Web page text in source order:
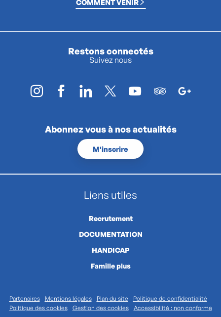
COMMENT VENIR
Restons connectés
Suivez nous
Abonnez vous à nos actualités
M'inscrire
Liens utiles
Recrutement
DOCUMENTATION
HANDICAP
Famille plus
Partenaires Mentions légales Plan du site
Politique de confidentialité
Politique des cookies
Gestion des cookies Accessibilité : non conforme